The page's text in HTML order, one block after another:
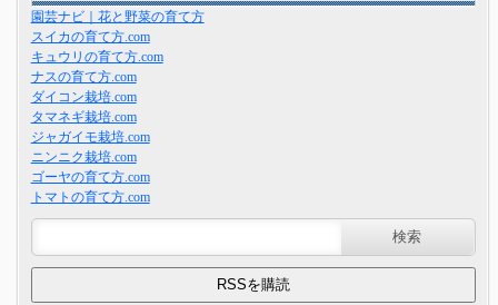
園芸ナビ｜花と野菜の育て方
スイカの育て方.com
キュウリの育て方.com
ナスの育て方.com
ダイコン栽培.com
タマネギ栽培.com
ジャガイモ栽培.com
ニンニク栽培.com
ゴーヤの育て方.com
トマトの育て方.com